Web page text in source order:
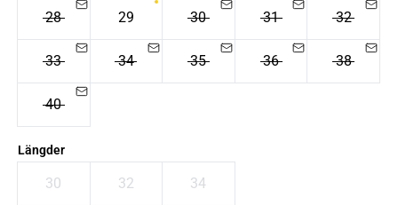
28 29 30 31 32
33 34 35 36 38
40
Längder
30 32 34